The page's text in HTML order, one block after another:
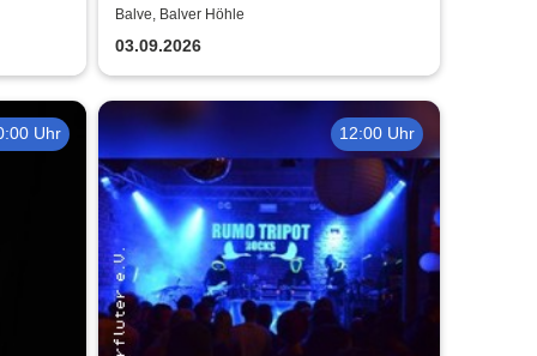
Balve
Balve, Balver Höhle
03.09.2026
Uhr 12:00 Uhr